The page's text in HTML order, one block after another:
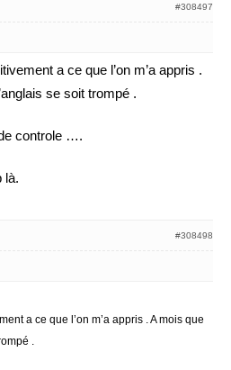
#308497
a ce que l’on m’a appris .
se soit trompé .
controle ….
là.
#308498
a ce que l’on m’a appris . A mois que
.